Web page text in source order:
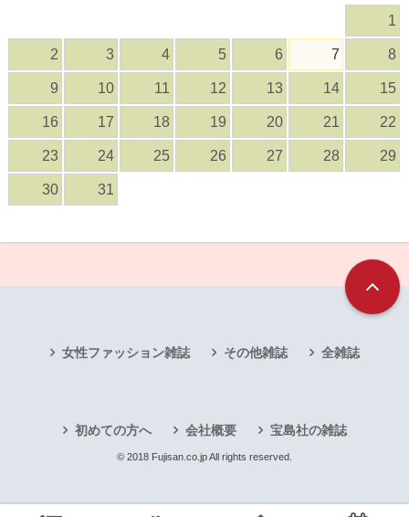
1
2 3 4 5 6 7 8
9 10 11 12 13 14 15
16 17 18 19 20 21 22
23 24 25 26 27 28 29
30 31
女性ファッション雑誌 その他雑誌 全雑誌
初めての方へ 会社概要 宝島社の雑誌
© 2018 Fujisan.co.jp All rights reserved.